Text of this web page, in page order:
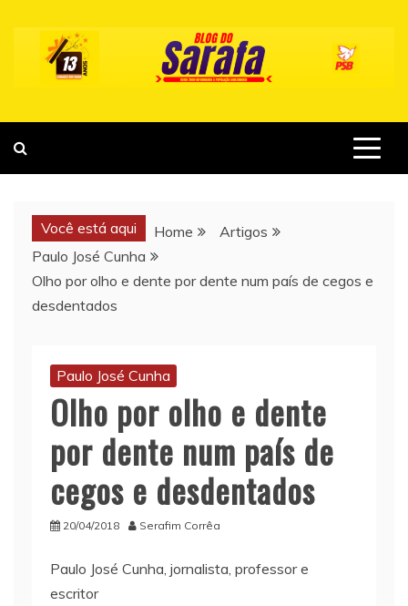
content
Você está aqui Home
Artigos
Paulo José Cunha
Olho por olho e dente por dente num país de cegos e
desdentados
Paulo José Cunha
Olho por olho e dente
por dente num país de
cegos e desdentados
20/04/2018 Serafim Corrêa
Paulo José Cunha, jornalista, professor e
escritor